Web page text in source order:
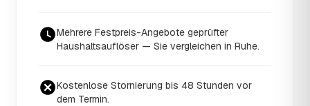
Mehrere Festpreis-Angebote geprüfter
Haushaltsauflöser — Sie vergleichen in Ruhe.
Kostenlose Stornierung bis 48 Stunden vor
dem Termin.